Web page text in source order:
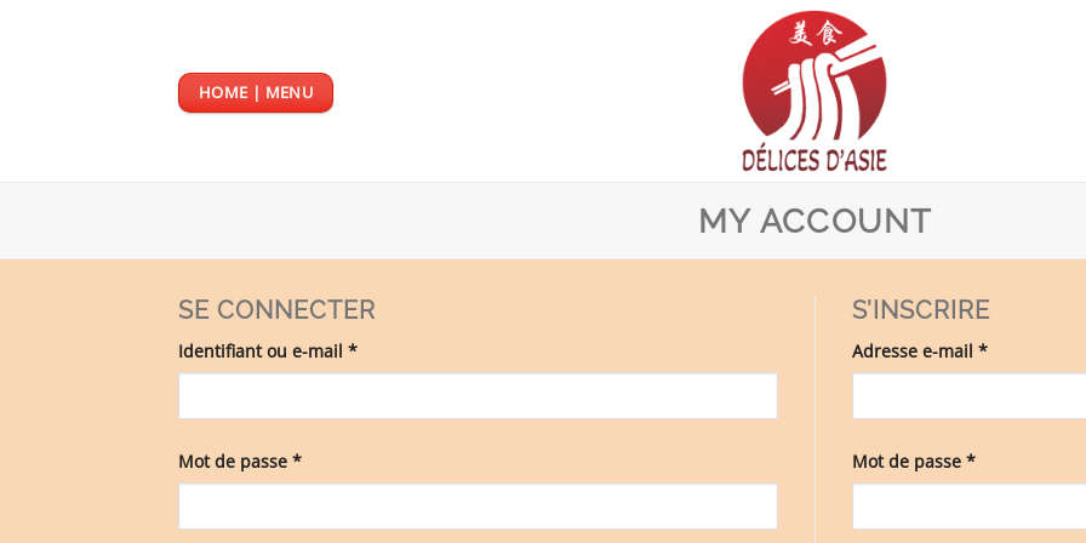
HOME | MENU
MY ACCOUNT
SE CONNECTER
Identifiant ou e-mail *Obligatoire
Mot de passe *Obligatoire
S’INSCRIRE
Adresse e-mail *Obligatoire
Mot de passe *Obligatoire